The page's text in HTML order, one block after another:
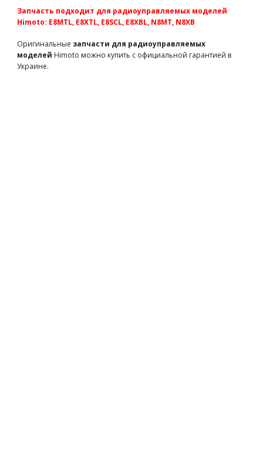
TM505236 790 грн есть в наличии
TM560130 430 грн есть в наличии
Запчасть подходит для радиоуправляемых моделей
Himoto: E8MTL, E8XTL, E8SCL, E8XBL, N8MT, N8XB
Оригинальные запчасти для радиоуправляемых
моделей Himoto можно купить с официальной гарантией в
Украине.